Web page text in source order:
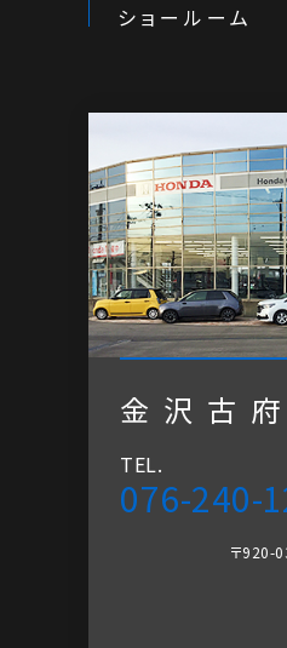
ショールーム
金沢古
TEL.
076-240-
〒920-